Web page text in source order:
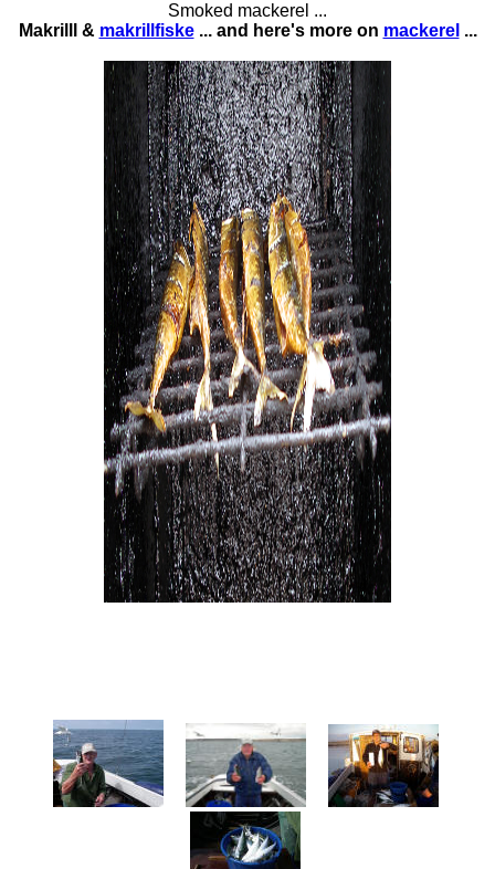
Smoked mackerel ...
Makrilll & makrillfiske... and here's more on mackerel ...